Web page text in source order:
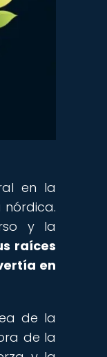
en la
nórdica.
y la
raíces
en
de la
de la